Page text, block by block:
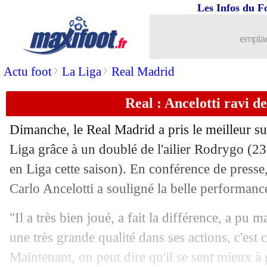
Actu foot> La Liga> Real Madrid
Les Infos du
Real : Ancelotti ravi
Dimanche, le Real Madrid a pris le meilleur
Liga grâce à un doublé de l'ailier Rodrygo
en Liga cette saison). En conférence de
Carlo Ancelotti a souligné la belle
"Il a très bien joué, a fait la différence, a pu
une très grande qualité dans ses actions,
Maintenant, on peut dire qu'il se sent mieux à
: Mbappé, Skriniar calme le jeu
01/04 Al-Hilal: Neymar, retour assuré à
: le tifo Bougheraba, Longoria
01/04 VIDEO: insulté, I. Martinez recadre
01/04 Nice: Riolo détruit Todibo et Thuram
01/04 Ita. : Bologne surclasse la Salernitana
01/04 OM: G. Kondogbia - "ça fait mal"
Real : Ancelotti répond à Guardiola